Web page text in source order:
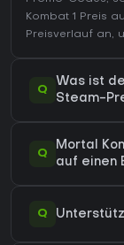
Kombat 1 Preis
Preisverlauf an,
Q
Was ist
Steam-
Q
Mortal
auf einen
Q